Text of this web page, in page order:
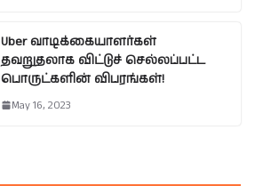
Uber வாடிக்கையாளர்கள்
தவறுதலாக விட்டுச் செல்லப்பட்ட
பொருட்களின் விபரங்கள்!
May 16, 2023